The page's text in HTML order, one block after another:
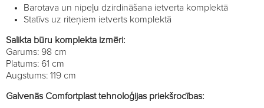
Barotava un nipeļu dzirdināšana ietverta komplektā
Statīvs uz riteņiem ietverts komplektā
Salikta būru komplekta izmēri:
Garums: 98 cm
Platums: 61 cm
Augstums: 119 cm
Galvenās Comfortplast tehnoloģijas priekšrocības: